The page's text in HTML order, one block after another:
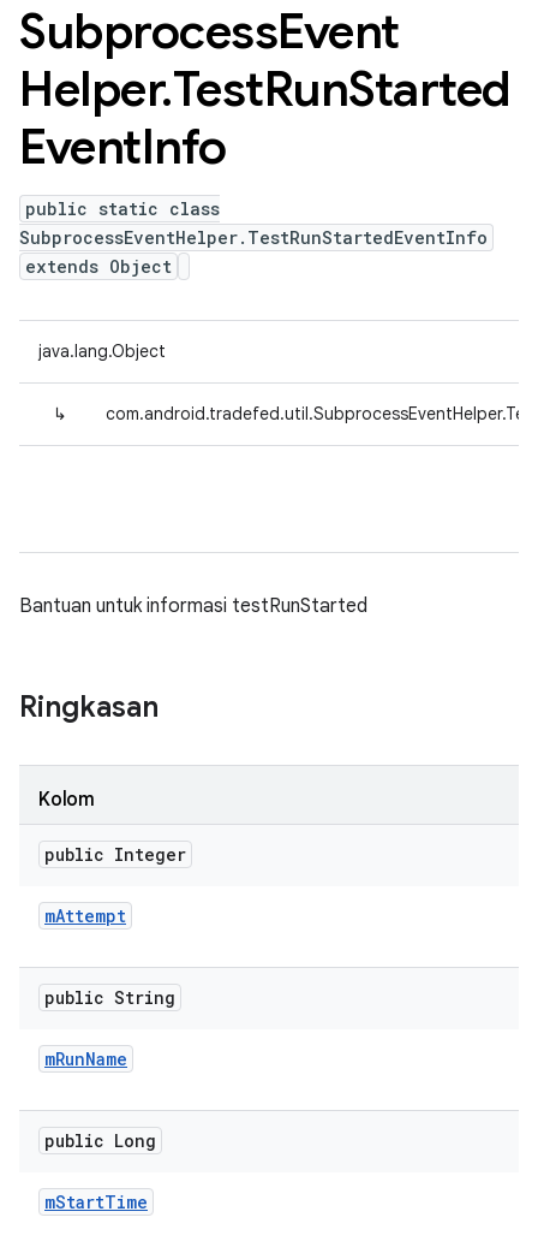
SubprocessEvent
Helper.TestRunStarted
EventInfo
public static class
SubprocessEventHelper.TestRunStartedEventInfo
extends Object
java.lang.Object
↳
Bantuan untuk informasi testRunStarted
Ringkasan
Kolom
public Integer
mAttempt
public String
mRunName
public Long
mStartTime